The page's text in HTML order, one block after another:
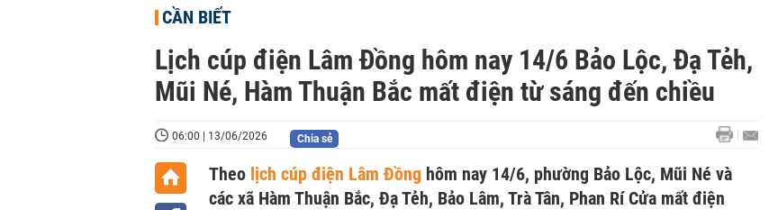
CẦN BIẾT
Lịch cúp điện Lâm Đồng hôm nay 14/6 Bảo Lộc, Đạ Tẻh,
Mũi Né, Hàm Thuận Bắc mất điện từ sáng đến chiều
06:00 | 13/06/2026 Chia sẻ
Theo lịch cúp điện Lâm Đồng hôm nay 14/6, phường Bảo Lộc, Mũi Né và
các xã Hàm Thuận Bắc, Đạ Tẻh, Bảo Lâm, Trà Tân, Phan Rí Cửa mất điện